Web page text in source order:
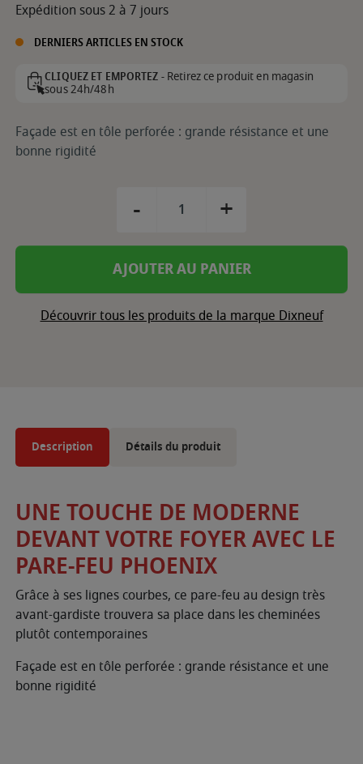
Expédition sous 2 à 7 jours
DERNIERS ARTICLES EN STOCK
CLIQUEZ ET EMPORTEZ -Retirez ce produit en magasin
sous 24h/48h
Façade est en tôle perforée : grande résistance et une
bonne rigidité
- +
AJOUTER AU PANIER
Découvrir tous les produits de la marque Dixneuf
Description Détails du produit
UNE TOUCHE DE MODERNE
DEVANT VOTRE FOYER AVEC LE
PARE-FEU PHOENIX
Grâce à ses lignes courbes, ce pare-feu au design très
avant-gardiste trouvera sa place dans les cheminées
plutôt contemporaines
Façade est en tôle perforée : grande résistance et une
bonne rigidité